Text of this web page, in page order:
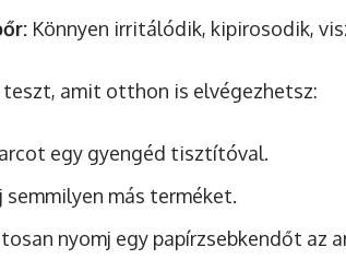
Könnyen irritálódik, kipirosodik,
teszt, amit otthon is elvégezhetsz:
egy gyengéd tisztítóval.
semmilyen más terméket.
nyomj egy papírzsebkendőt az